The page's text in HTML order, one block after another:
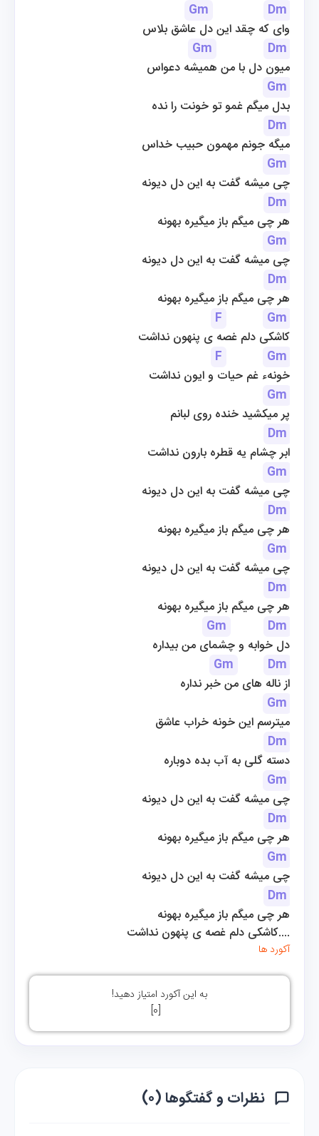
Gm
Dm
وای که چقد این دل عاشق بلاس
Gm
Dm
میون دل با من همیشه دعواس
Gm
بدل میگم غمو تو خونت را نده
Dm
میگه جونم مهمون حبیب خداس
Gm
چی میشه گفت به این دل دیونه
Dm
هر چی میگم باز میگیره بهونه
Gm
چی میشه گفت به این دل دیونه
Dm
هر چی میگم باز میگیره بهونه
F
Gm
کاشکی دلم غصه ی پنهون نداشت
F
Gm
خونهء غم حیات و ایون نداشت
Gm
پر میکشید خنده روی لبانم
Dm
ابر چشام یه قطره بارون نداشت
Gm
چی میشه گفت به این دل دیونه
Dm
هر چی میگم باز میگیره بهونه
Gm
چی میشه گفت به این دل دیونه
Dm
هر چی میگم باز میگیره بهونه
Gm
Dm
دل خوابه و چشمای من بیداره
Gm
Dm
از ناله های من خبر نداره
Gm
میترسم این خونه خراب عاشق
Dm
دسته گلی به آب بده دوباره
Gm
چی میشه گفت به این دل دیونه
Dm
هر چی میگم باز میگیره بهونه
Gm
چی میشه گفت به این دل دیونه
Dm
هر چی میگم باز میگیره بهونه
کاشکی دلم غصه ی پنهون نداشت....
آکورد ها
به این آکورد امتیاز دهید!
[
0
]
نظرات و گفتگوها (۰)